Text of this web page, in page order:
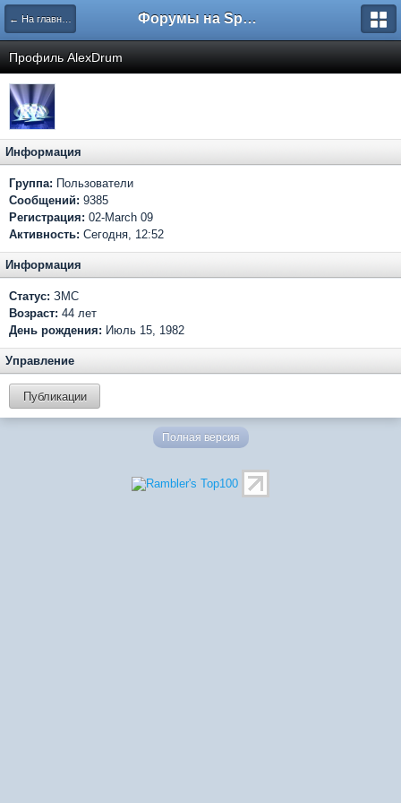
← На главную Форумы на Sportbox.ru
Профиль AlexDrum
Информация
Группа: Пользователи
Сообщений: 9385
Регистрация: 02-March 09
Активность: Сегодня, 12:52
Информация
Статус: ЗМС
Возраст: 44 лет
День рождения: Июль 15, 1982
Управление
Публикации
Полная версия